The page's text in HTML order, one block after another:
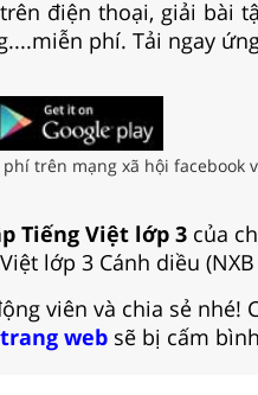
điện thoại, giải bài
phí. Tải ngay
trên mạng xã hội facebook
Tiếng Việt lớp 3 của
lớp 3 Cánh diều
viên và chia sẻ nhé!
web sẽ bị cấm